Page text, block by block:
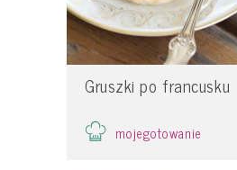
Gruszki po francusku
mojegotowanie